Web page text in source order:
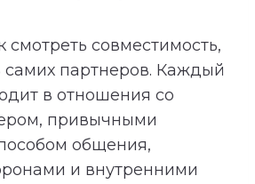
смотреть совместимость,
самих партнеров. Каждый
в отношения со
привычными
общения,
и внутренними